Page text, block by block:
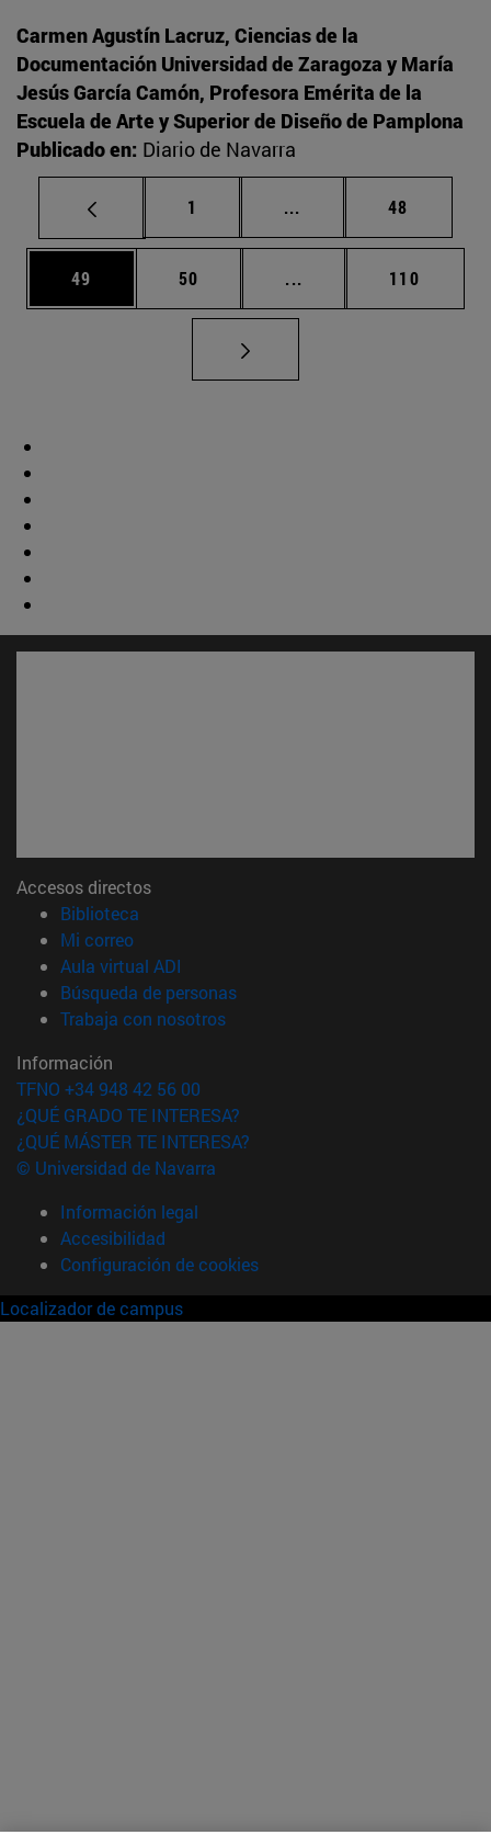
Carmen Agustín Lacruz, Ciencias de la
Documentación Universidad de Zaragoza y María
Jesús García Camón, Profesora Emérita de la
Escuela de Arte y Superior de Diseño de Pamplona
Publicado en: Diario de Navarra
Página
1 ... Páginas intermedias
Página
48
Página
49 Página
50 ... Páginas intermedias
Página
110
Accesos directos
Biblioteca
Mi correo(abre en nueva ventana)
Aula virtual ADI
Búsqueda de personas(abre en nueva ventana)
Trabaja con nosotros(abre en nueva ventana)
Información
TFNO +34 948 42 56 00
¿QUÉ GRADO TE INTERESA?
¿QUÉ MÁSTER TE INTERESA?
© Universidad de Navarra
Información legal
Accesibilidad
Configuración de cookies
Localizador de campus